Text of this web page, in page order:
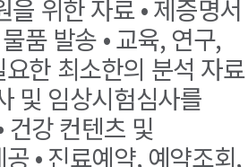
을 위한 자료 • 제증명서
품 발송 • 교육, 연구,
한 최소한의 분석 자료
및 임상시험심사를
건강 컨텐츠 및
• 진료예약, 예약조회,